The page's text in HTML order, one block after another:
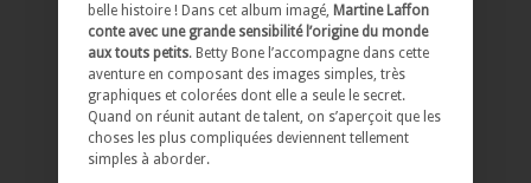
belle histoire ! Dans cet album imagé, Martine Laffon
conte avec une grande sensibilité l’origine du monde
aux touts petits. Betty Bone l’accompagne dans cette
aventure en composant des images simples, très
graphiques et colorées dont elle a seule le secret.
Quand on réunit autant de talent, on s’aperçoit que les
choses les plus compliquées deviennent tellement
simples à aborder.